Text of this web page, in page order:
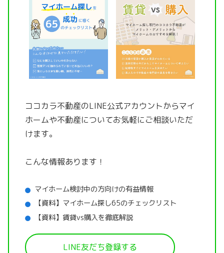
ココカラ不動産のLINE公式アカウントからマイ
ホームや不動産についてお気軽にご相談いただ
けます。
こんな情報あります！
マイホーム検討中の方向けの有益情報
【資料】マイホーム探し65のチェックリスト
【資料】賃貸vs購入を徹底解説
LINE友だち登録する